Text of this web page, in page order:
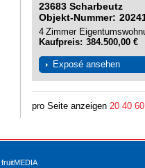
23683 Scharbeutz
Objekt-Nummer
Zimmer
4
Kaufpreis 384.500,00 €
Exposé ansehen
pro Seite anzeigen 20 40 60
fruitMEDIA